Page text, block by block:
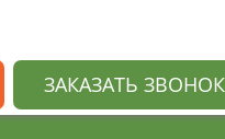
ЗАКАЗАТЬ ЗВОНОК